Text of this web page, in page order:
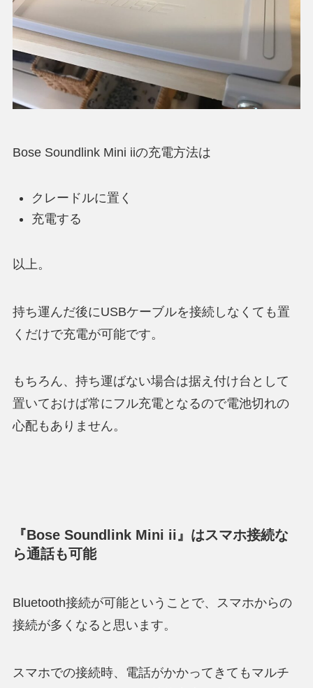
Bose Soundlink Mini iiの充電方法は
クレードルに置く
充電する
以上。
持ち運んだ後にUSBケーブルを接続しなくても置
くだけで充電が可能です。
もちろん、持ち運ばない場合は据え付け台として
置いておけば常にフル充電となるので電池切れの
心配もありません。
『Bose Soundlink Mini ii』はスマホ接続な
ら通話も可能
Bluetooth接続が可能ということで、スマホからの
接続が多くなると思います。
スマホでの接続時、電話がかかってきてもマルチ